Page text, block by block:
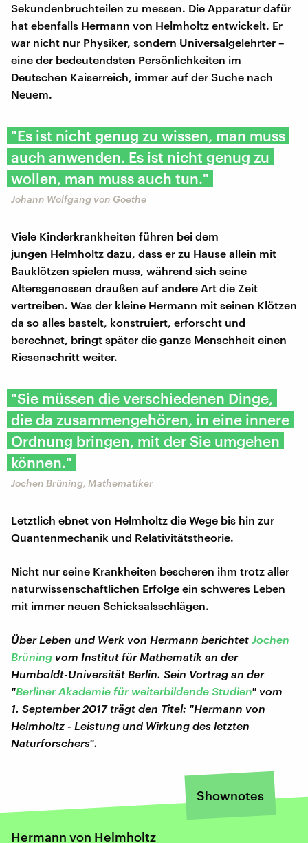
Sekundenbruchteilen zu messen. Die Apparatur dafür
hat ebenfalls Hermann von Helmholtz entwickelt. Er
war nicht nur Physiker, sondern Universalgelehrter –
eine der bedeutendsten Persönlichkeiten im
Deutschen Kaiserreich, immer auf der Suche nach
Neuem.
"Es ist nicht genug zu wissen, man muss
auch anwenden. Es ist nicht genug zu
wollen, man muss auch tun."
Johann Wolfgang von Goethe
Viele Kinderkrankheiten führen bei dem
jungen Helmholtz dazu, dass er zu Hause allein mit
Bauklötzen spielen muss, während sich seine
Altersgenossen draußen auf andere Art die Zeit
vertreiben. Was der kleine Hermann mit seinen Klötzen
da so alles bastelt, konstruiert, erforscht und
berechnet, bringt später die ganze Menschheit einen
Riesenschritt weiter.
"Sie müssen die verschiedenen Dinge,
die da zusammengehören, in eine innere
Ordnung bringen, mit der Sie umgehen
können."
Jochen Brüning, Mathematiker
Letztlich ebnet von Helmholtz die Wege bis hin zur
Quantenmechanik und Relativitätstheorie.
Nicht nur seine Krankheiten bescheren ihm trotz aller
naturwissenschaftlichen Erfolge ein schweres Leben
mit immer neuen Schicksalsschlägen.
Über Leben und Werk von Hermann berichtet Jochen
Brüning vom Institut für Mathematik an der
Humboldt-Universität Berlin. Sein Vortrag an der
"Berliner Akademie für weiterbildende Studien" vom
1. September 2017 trägt den Titel: "Hermann von
Helmholtz - Leistung und Wirkung des letzten
Naturforschers".
Shownotes
Hermann von Helmholtz